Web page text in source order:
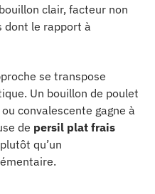
clair, facteur non
dont le rapport à
se transpose
Un bouillon de poulet
convalescente gagne à
de persil plat frais
qu’un